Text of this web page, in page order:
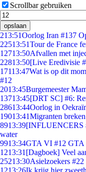
Scrollbar gebruiken
opslaan
213:51Oorlog Iran #137
22513:51Tour de France
12713:50Afvallen met
22813:50[Live Eredivisie
17113:47Wat is op dit
#12
2013:45Burgemeester
13713:45[DRT SC] #6:
28613:44Oorlog in
19013:41Migranten
8913:39[INFLUENCERS
water
9913:34GTA VI #12 GTA
1213:31 [Dagboek] Veel
25213:30Asielzoekers
1213:26Ik krijg hier